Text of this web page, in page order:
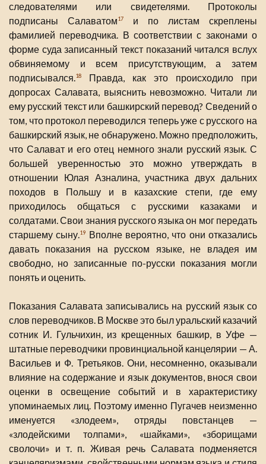
следователями или свидетелями. Протоколы
подписаны Салаватом17
и по листам скреплены
фамилией переводчика. В соответствии с законами о
форме суда записанный текст показаний читался вслух
обвиняемому и всем присутствующим, а затем
подписывался.18
Правда, как это происходило при
допросах Салавата, выяснить невозможно. Читали ли
ему русский текст или башкирский перевод? Сведений о
том, что протокол переводился теперь уже с русского на
башкирский язык, не обнаружено. Можно предположить,
что Салават и его отец немного знали русский язык. С
большей уверенностью это можно утверждать в
отношении Юлая Азналина, участника двух дальних
походов в Польшу и в казахские степи, где ему
приходилось общаться с русскими казаками и
солдатами. Свои знания русского языка он мог передать
старшему сыну.19
Вполне вероятно, что они отказались
давать показания на русском языке, не владея им
свободно, но записанные по-русски показания могли
понять и оценить.
Показания Салавата записывались на русский язык со
слов переводчиков. В Москве это был уральский казачий
сотник И. Гульчихин, из крещенных башкир, в Уфе —
штатные переводчики провинциальной канцелярии — А.
Васильев и Ф. Третьяков. Они, несомненно, оказывали
влияние на содержание и язык документов, внося свои
оценки в освещение событий и в характеристику
упоминаемых лиц. Поэтому именно Пугачев неизменно
именуется «злодеем», отряды повстанцев —
«злодейскими толпами», «шайками», «зборищами
сволочи» и т. п. Живая речь Салавата подменяется